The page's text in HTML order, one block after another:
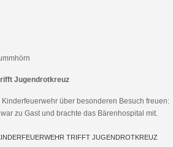
Jugendrotkreuz
über besonderen Besuch freuen:
zu Gast und brachte das Bärenhospital mit.
TRIFFT JUGENDROTKREUZ